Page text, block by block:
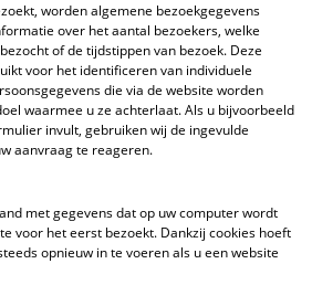
worden algemene bezoekgegevens
over het aantal bezoekers, welke
of de tijdstippen van bezoek. Deze
voor het identificeren van individuele
die via de website worden
waarmee u ze achterlaat. Als u bijvoorbeeld
invult, gebruiken wij de ingevulde
aanvraag te reageren.
met gegevens dat op uw computer wordt
voor het eerst bezoekt. Dankzij cookies hoeft
opnieuw in te voeren als u een website